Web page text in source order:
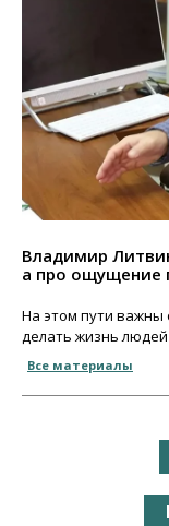
Владимир
а про ощущение
На этом пути важны
делать жизнь
Все материалы